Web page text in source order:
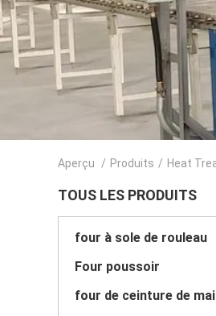
Aperçu / Produits / Heat
TOUS LES PRODUITS
four à sole de rouleau
Four poussoir
four de ceinture de